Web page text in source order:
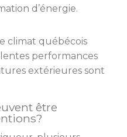
d’énergie.
climat québécois
performances
extérieures sont
être